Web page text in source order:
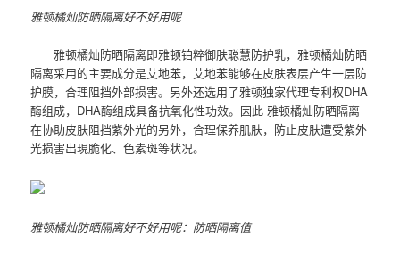
雅顿橘灿防晒隔离好不好用呢
雅顿橘灿防晒隔离即雅顿铂粹御肤聪慧防护乳，雅顿橘灿防晒
隔离采用的主要成分是艾地苯，艾地苯能够在皮肤表层产生一层防
护膜，合理阻挡外部损害。另外还选用了雅顿独家代理专利权DHA
酶组成，DHA酶组成具备抗氧化性功效。因此 雅顿橘灿防晒隔离
在协助皮肤阻挡紫外光的另外，合理保养肌肤，防止皮肤遭受紫外
光损害出現脆化、色素斑等状况。
雅顿橘灿防晒隔离好不好用呢：防晒隔离值